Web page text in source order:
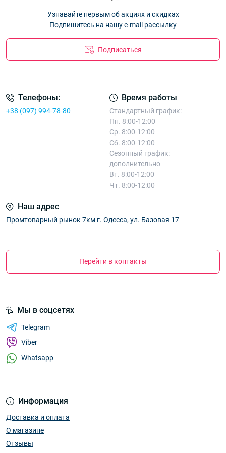
Кепка детская "Кугуар" хлопок +сетка для мальчиков 54 р.
Оптом 26Д47— 94.50 ₴
Узнавайте первым об акциях и скидках
Подпишитесь на нашу e-mail рассылку
Подписаться
Телефоны:
+38 (097) 994-78-80
Время работы
Стандартный график:
Пн. 8:00-12:00
Ср. 8:00-12:00
Сб. 8:00-12:00
Сезонный график:
дополнительно
Вт. 8:00-12:00
Чт. 8:00-12:00
Наш адрес
Промтоварный рынок 7км г. Одесса, ул. Базовая 17
Перейти в контакты
Информация
Доставка и оплата
О магазине
Отзывы
Мы в соцсетях
Telegram
Viber
Whatsapp